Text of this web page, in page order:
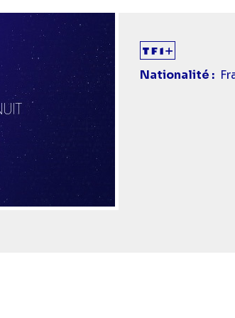
Nationalité